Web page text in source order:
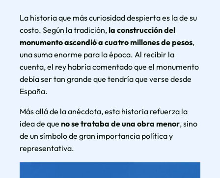
La historia que más curiosidad despierta es la de su
costo. Según la tradición,la construcción del
monumento ascendió a cuatro millones de pesos,
una suma enorme para la época. Al recibir la
cuenta, el rey habría comentado que el monumento
debía ser tan grande que tendría que verse desde
España.
Más allá de la anécdota, esta historia refuerza la
idea de que no se trataba de una obra menor, sino
de un símbolo de gran importancia política y
representativa.